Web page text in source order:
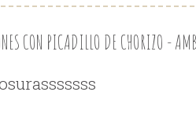
CON PICADILLO DE CHORIZO -